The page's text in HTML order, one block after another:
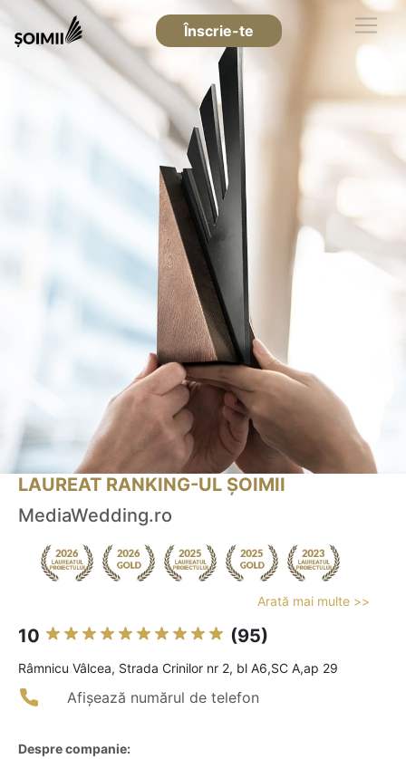
Înscrie-te
LAUREAT RANKING-UL ȘOIMII
MediaWedding.ro
Arată mai multe >>
10 (95)
Râmnicu Vâlcea, Strada Crinilor nr 2, bl A6,SC A,ap 29
Afișează numărul de telefon
Despre companie: